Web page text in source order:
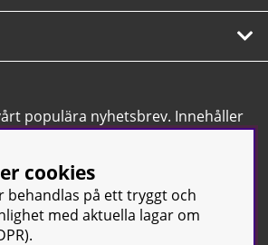
populära nyhetsbrev. Innehåller
allra bästa erbjudanden.
cookies
behandlas på ett tryggt och
med aktuella lagar om